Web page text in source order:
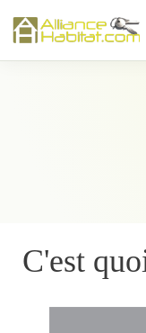
C'est